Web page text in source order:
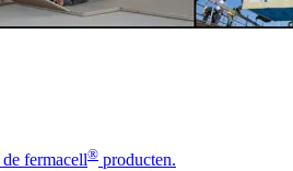
fermacell® producten.